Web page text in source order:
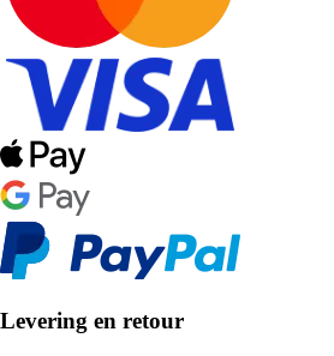
Levering en retour